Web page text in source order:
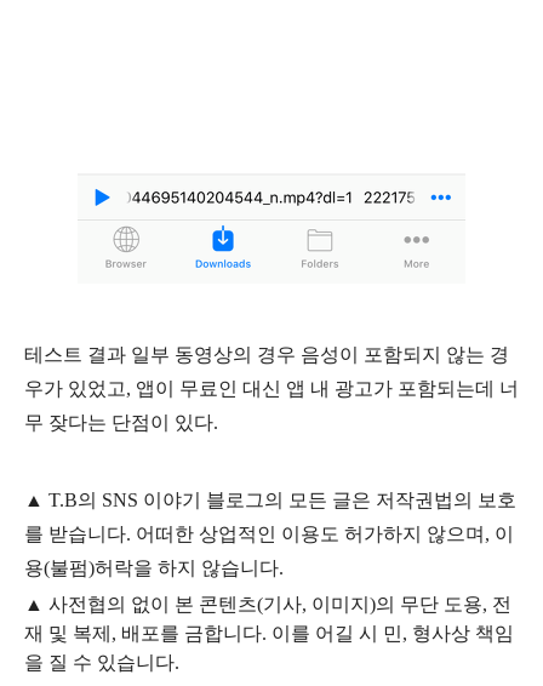
테스트 결과 일부 동영상의 경우 음성이 포함되지 않는 경
우가 있었고, 앱이 무료인 대신 앱 내 광고가 포함되는데 너
무 잦다는 단점이 있다.
▲ T.B의 SNS 이야기 블 로그의 모든 글은 저작권법의 보호
를 받습니다. 어떠한 상업적인 이용도 허가하지 않으며, 이
용(불펌)허락을 하지 않습니다.
▲ 사전협의 없이 본 콘텐츠(기사, 이미지)의 무단 도용, 전
재 및 복제, 배포를 금합니다. 이를 어길 시 민, 형사상 책임
을 질 수 있습니다.